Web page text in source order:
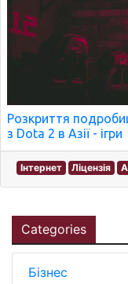
Розкриття
з Dota 2 в Азії - ігри
Інтернет Ліцензія
Categories
Бізнес